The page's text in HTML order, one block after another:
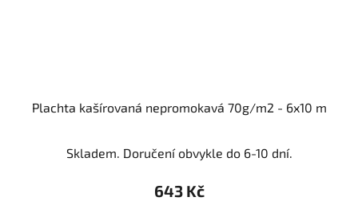
Plachta kašírovaná nepromokavá 70g/m2 - 6x10 m
Skladem. Doručení obvykle do 6-10 dní.
643 Kč